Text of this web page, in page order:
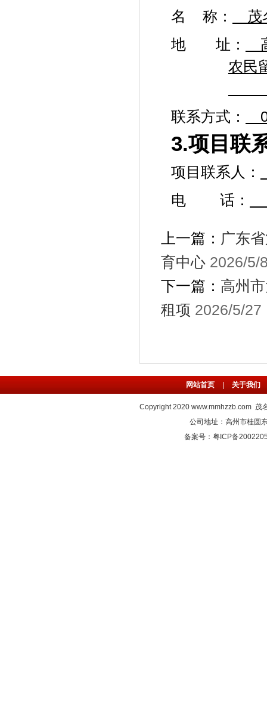
名 称：
茂
地 址：
农民
联系方式：
3.项目联
项目联系人：
电
话：
上一篇： 广东
育中心 2026/5/
下一篇： 高州
租项 2026/5/27
网站首页 关于我们
Copyright 2020 www.mmhzzb.com 茂
公司地址：高州市桂圆
备案号：粤ICP备